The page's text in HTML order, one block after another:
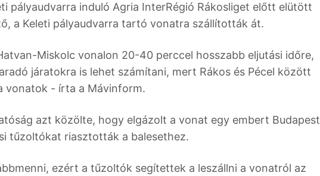
pályaudvarra induló Agria InterRégió Rákosliget előtt elütött
a Keleti pályaudvarra tartó vonatra szállították át.
Miskolc vonalon 20-40 perccel hosszabb eljutási időre,
járatokra is lehet számítani, mert Rákos és Pécel között
vonatok - írta a Mávinform.
azt közölte, hogy elgázolt a vonat egy embert Budapest
tűzoltókat riasztották a balesethez.
ezért a tűzoltók segítettek a leszállni a vonatról az